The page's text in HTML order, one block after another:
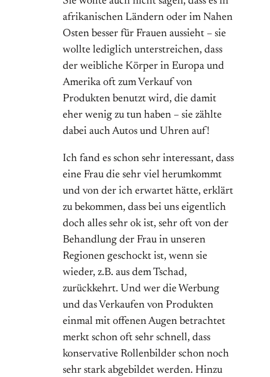
afrikanischen Ländern oder im Nahen
Osten besser für Frauen aussieht – sie
wollte lediglich unterstreichen, dass
der weibliche Körper in Europa und
Amerika oft zum Verkauf von
Produkten benutzt wird, die damit
eher wenig zu tun haben – sie zählte
dabei auch Autos und Uhren auf!
Ich fand es schon sehr interessant, dass
eine Frau die sehr viel herumkommt
und von der ich erwartet hätte, erklärt
zu bekommen, dass bei uns eigentlich
doch alles sehr ok ist, sehr oft von der
Behandlung der Frau in unseren
Regionen geschockt ist, wenn sie
wieder, z.B. aus dem Tschad,
zurückkehrt. Und wer die Werbung
und das Verkaufen von Produkten
einmal mit offenen Augen betrachtet
merkt schon oft sehr schnell, dass
konservative Rollenbilder schon noch
sehr stark abgebildet werden. Hinzu